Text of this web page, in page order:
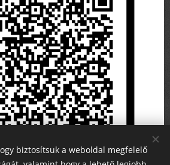
biztosítsuk a weboldal megfelelő